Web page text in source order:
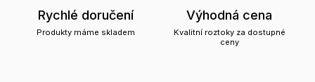
Rychlé doručení
Produkty máme skladem
Výhodná cena
Kvalitní roztoky za dostupné
ceny